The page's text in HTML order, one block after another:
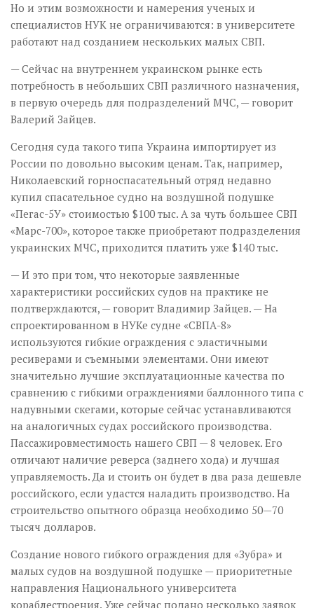
Но и этим возможности и намерения ученых и
специалистов НУК не ограничиваются: в университете
работают над созданием нескольких малых СВП.
— Сейчас на внутреннем украинском рынке есть
потребность в небольших СВП различного назначения,
в первую очередь для подразделений МЧС, — говорит
Валерий Зайцев.
Сегодня суда такого типа Украина импортирует из
России по довольно высоким ценам. Так, например,
Николаевский горноспасательный отряд недавно
купил спасательное судно на воздушной подушке
«Пегас-5У» стоимостью $100 тыс. А за чуть большее СВП
«Марс-700», которое также приобретают подразделения
украинских МЧС, приходится платить уже $140 тыс.
— И это при том, что некоторые заявленные
характеристики российских судов на практике не
подтверждаются, — говорит Владимир Зайцев. — На
спроектированном в НУКе судне «СВПА-8»
используются гибкие ограждения с эластичными
ресиверами и съемными элементами. Они имеют
значительно лучшие эксплуатационные качества по
сравнению с гибкими ограждениями баллонного типа с
надувными скегами, которые сейчас устанавливаются
на аналогичных судах российского производства.
Пассажировместимость нашего СВП — 8 человек. Его
отличают наличие реверса (заднего хода) и лучшая
управляемость. Да и стоить он будет в два раза дешевле
российского, если удастся наладить производство. На
строительство опытного образца необходимо 50—70
тысяч долларов.
Создание нового гибкого ограждения для «Зубра» и
малых судов на воздушной подушке — приоритетные
направления Национального университета
кораблестроения. Уже сейчас подано несколько заявок